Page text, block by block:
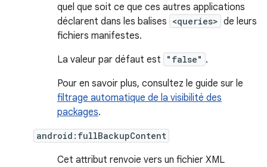
quel que soit ce que ces autres applications
déclarent dans les balises <queries> de leurs
fichiers manifestes.
La valeur par défaut est
"false" .
Pour en savoir plus, consultez le guide sur le
filtrage automatique de la visibilité des
packages.
android:fullBackupContent
Cet attribut renvoie vers un fichier XML